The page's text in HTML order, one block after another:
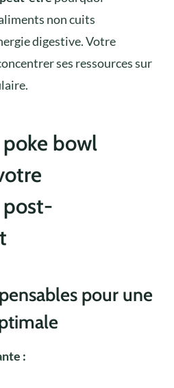
non cuits
digestive. Votre
ses ressources sur
bowl
post-
pour une
: